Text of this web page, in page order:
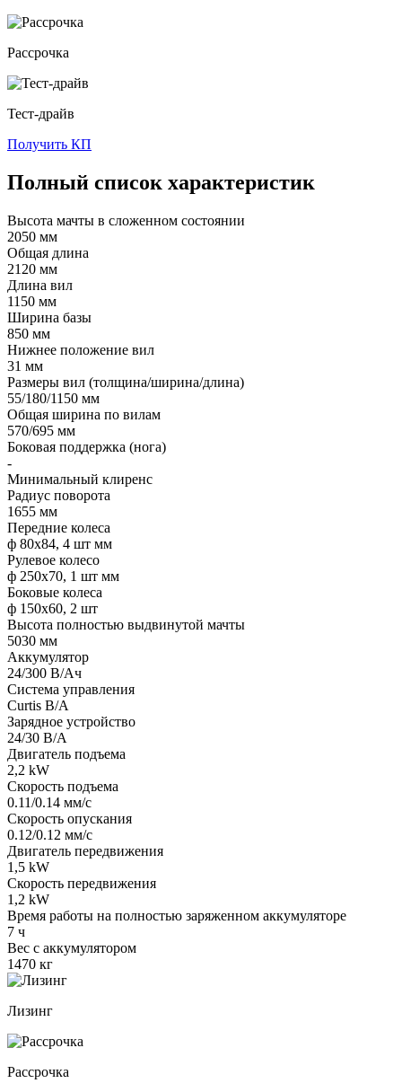
Рассрочка
Тест-драйв
Получить КП
Полный список характеристик
Высота мачты в сложенном состоянии
2050 мм
Общая длина
2120 мм
Длина вил
1150 мм
Ширина базы
850 мм
Нижнее положение вил
31 мм
Размеры вил (толщина/ширина/длина)
55/180/1150 мм
Общая ширина по вилам
570/695 мм
Боковая поддержка (нога)
-
Минимальный клиренс
Радиус поворота
1655 мм
Передние колеса
ф 80х84, 4 шт мм
Рулевое колесо
ф 250х70, 1 шт мм
Боковые колеса
ф 150х60, 2 шт
Высота полностью выдвинутой мачты
5030 мм
Аккумулятор
24/300 В/Ач
Система управления
Curtis В/А
Зарядное устройство
24/30 В/А
Двигатель подъема
2,2 kW
Скорость подъема
0.11/0.14 мм/с
Скорость опускания
0.12/0.12 мм/с
Двигатель передвижения
1,5 kW
Скорость передвижения
1,2 kW
Время работы на полностью заряженном аккумуляторе
7 ч
Вес с аккумулятором
1470 кг
Лизинг
Рассрочка